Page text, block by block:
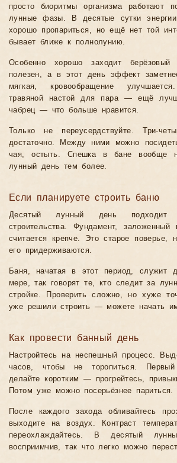
просто биоритмы организма работают
лунные фазы. В десятые сутки
хорошо пропариться, но ещё нет той
бывает ближе к полнолунию.
Особенно хорошо заходит
полезен, а в этот день эффект
мягкая, кровообращение
травяной настой для пара — ещё
чабрец — что больше нравится.
Только не переусердствуйте. Три-
достаточно. Между ними можно
чая, остыть. Спешка в бане вообще
лунный день тем более.
Если планируете строить баню
Десятый лунный день
строительства. Фундамент,
считается крепче. Это старое поверье,
его придерживаются.
Баня, начатая в этот период, служит
мере, так говорят те, кто следит за
стройке. Проверить сложно, но хуже
уже решили строить — можете начать
Как провести банный день
Настройтесь на неспешный процесс.
часов, чтобы не торопиться.
делайте коротким — прогрейтесь,
Потом уже можно посерьёзнее париться.
После каждого захода обливайтесь
выходите на воздух. Контраст
переохлаждайтесь. В десятый
восприимчив, так что легко можно